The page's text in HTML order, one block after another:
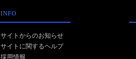
INFO
サイトからのお知らせ
サイトに関するヘルプ
採用情報